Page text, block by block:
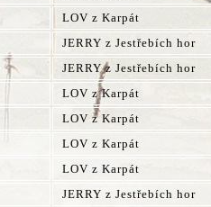
LOV z Karpát
JERRY z Jestřebích hor
JERRY z Jestřebích hor
LOV z Karpát
LOV z Karpát
LOV z Karpát
LOV z Karpát
JERRY z Jestřebích hor